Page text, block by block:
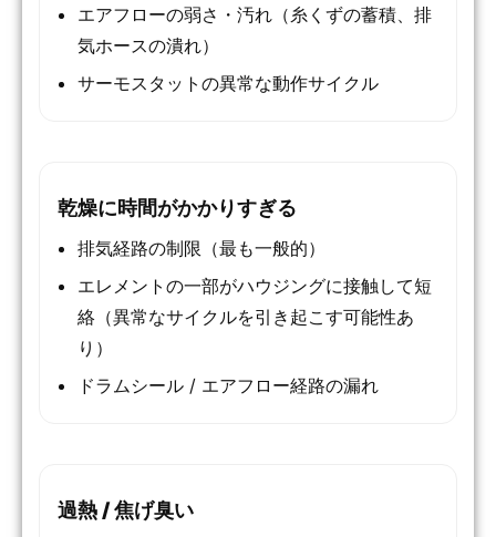
エアフローの弱さ・汚れ（糸くずの蓄積、排
気ホースの潰れ）
サーモスタットの異常な動作サイクル
乾燥に時間がかかりすぎる
排気経路の制限（最も一般的）
エレメントの一部がハウジングに接触して短
絡（異常なサイクルを引き起こす可能性あ
り）
ドラムシール / エアフロー経路の漏れ
過熱 / 焦げ臭い